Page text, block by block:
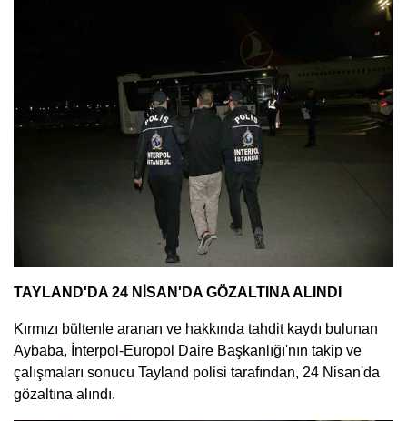
TAYLAND'DA 24 NİSAN'DA GÖZALTINA ALINDI
Kırmızı bültenle aranan ve hakkında tahdit kaydı bulunan
Aybaba, İnterpol-Europol Daire Başkanlığı'nın takip ve
çalışmaları sonucu Tayland polisi tarafından, 24 Nisan'da
gözaltına alındı.